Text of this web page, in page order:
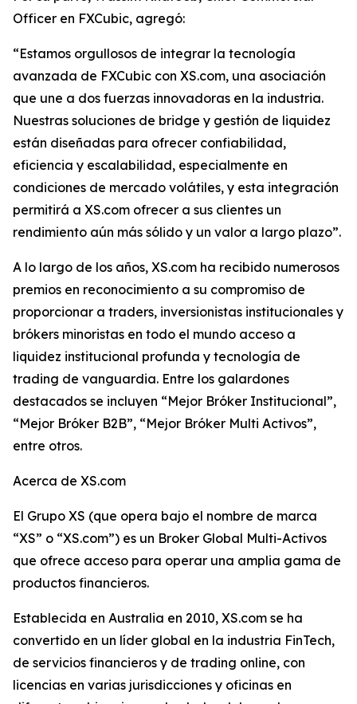
Officer en FXCubic, agregó:
“Estamos orgullosos de integrar la tecnología
avanzada de FXCubic con XS.com, una asociación
que une a dos fuerzas innovadoras en la industria.
Nuestras soluciones de bridge y gestión de liquidez
están diseñadas para ofrecer confiabilidad,
eficiencia y escalabilidad, especialmente en
condiciones de mercado volátiles, y esta integración
permitirá a XS.com ofrecer a sus clientes un
rendimiento aún más sólido y un valor a largo plazo”.
A lo largo de los años, XS.com ha recibido numerosos
premios en reconocimiento a su compromiso de
proporcionar a traders, inversionistas institucionales y
brókers minoristas en todo el mundo acceso a
liquidez institucional profunda y tecnología de
trading de vanguardia. Entre los galardones
destacados se incluyen “Mejor Bróker Institucional”,
“Mejor Bróker B2B”, “Mejor Bróker Multi Activos”,
entre otros.
Acerca de XS.com
El Grupo XS (que opera bajo el nombre de marca
“XS” o “XS.com”) es un Broker Global Multi-Activos
que ofrece acceso para operar una amplia gama de
productos financieros.
Establecida en Australia en 2010, XS.com se ha
convertido en un líder global en la industria FinTech,
de servicios financieros y de trading online, con
licencias en varias jurisdicciones y oficinas en